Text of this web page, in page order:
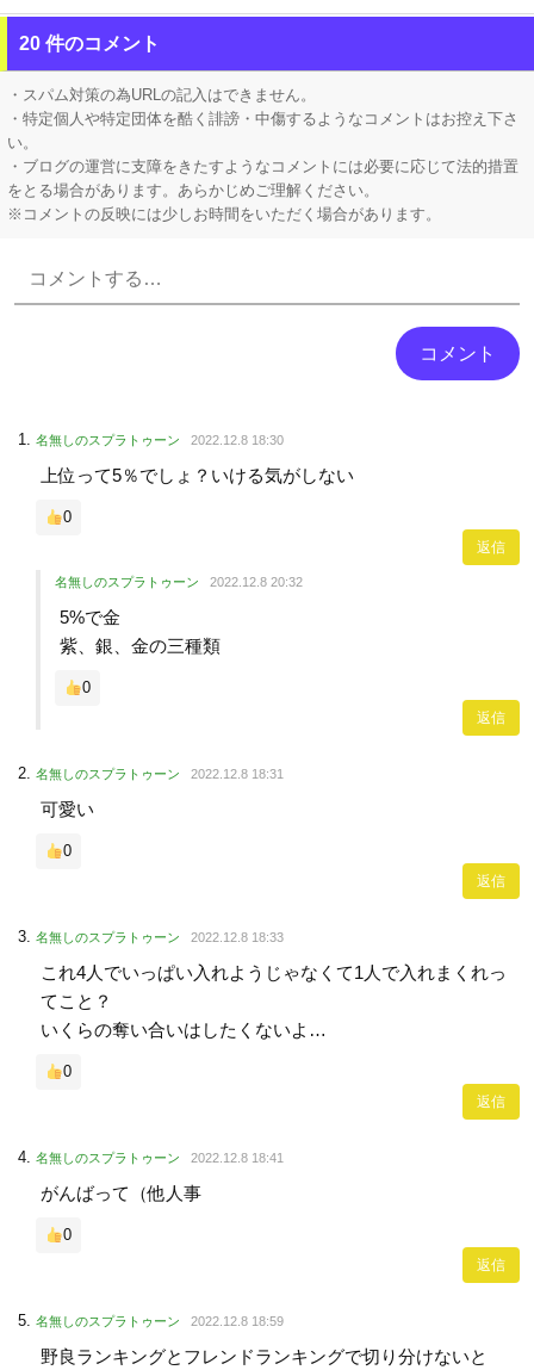
【極旨牛鉄板】 吉野家のステーキ定食1500円、ガチで美味そうｗｗｗ
【衝撃】 「かわいい虫」ランキング、ついに発表される
20 件のコメント
・スパム対策の為URLの記入はできません。
・特定個人や特定団体を酷く誹謗・中傷するようなコメントはお控え下さ
い。
・ブログの運営に支障をきたすようなコメントには必要に応じて法的措置
をとる場合があります。あらかじめご理解ください。
※コメントの反映には少しお時間をいただく場合があります。
名無しのスプラトゥーン 2022.12.8 18:30
上位って5％でしょ？いける気がしない
0
返信
名無しのスプラトゥーン 2022.12.8 20:32
5%で金
紫、銀、金の三種類
0
返信
名無しのスプラトゥーン 2022.12.8 18:31
可愛い
0
返信
名無しのスプラトゥーン 2022.12.8 18:33
これ4人でいっぱい入れようじゃなくて1人で入れまくれっ
てこと？
いくらの奪い合いはしたくないよ…
0
返信
名無しのスプラトゥーン 2022.12.8 18:41
がんばって（他人事
0
返信
名無しのスプラトゥーン 2022.12.8 18:59
野良ランキングとフレンドランキングで切り分けないと